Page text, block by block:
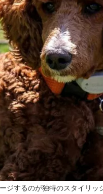
ジするのが独特のスタイリッ